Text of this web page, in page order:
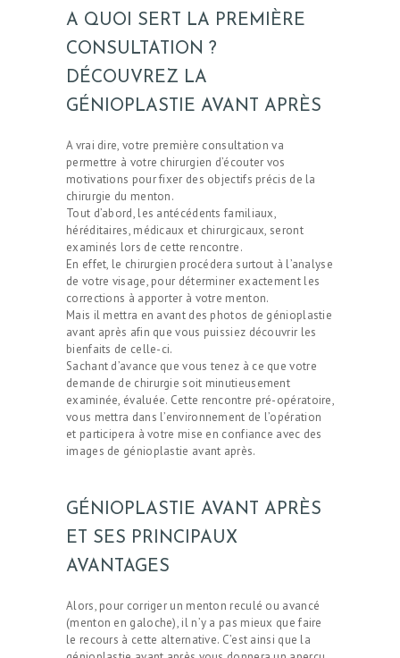
ESTHÉTIQUE
INTERVENTIONS
MÉDECINS
TARIFS
A PROPOS
A QUOI SERT LA PREMIÈRE
CONSULTATION ?
DÉCOUVREZ LA
GÉNIOPLASTIE AVANT APRÈS
A vrai dire, votre première consultation va
permettre à votre chirurgien d’écouter vos
motivations pour fixer des objectifs précis de la
chirurgie du menton.
Tout d’abord, les antécédents familiaux,
héréditaires, médicaux et chirurgicaux, seront
examinés lors de cette rencontre.
En effet, le chirurgien procédera surtout à l’analyse
de votre visage, pour déterminer exactement les
corrections à apporter à votre menton.
Mais il mettra en avant des photos de génioplastie
avant après afin que vous puissiez découvrir les
bienfaits de celle-ci.
Sachant d’avance que vous tenez à ce que votre
demande de chirurgie soit minutieusement
examinée, évaluée. Cette rencontre pré-opératoire,
vous mettra dans l’environnement de l’opération
et participera à votre mise en confiance avec des
images de génioplastie avant après.
GÉNIOPLASTIE AVANT APRÈS
ET SES PRINCIPAUX
AVANTAGES
Alors, pour corriger un menton reculé ou avancé
(menton en galoche), il n’y a pas mieux que faire
le recours à cette alternative. C’est ainsi que la